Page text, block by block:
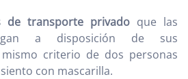
de transporte privado que las
a disposición de sus
criterio de dos personas
con mascarilla.